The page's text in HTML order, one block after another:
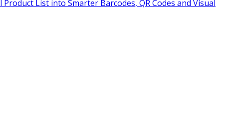
Product List into Smarter Barcodes, QR Codes and Visual